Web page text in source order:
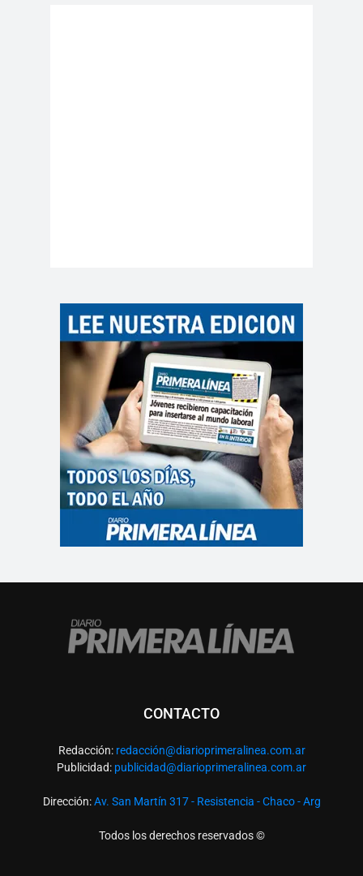
CONTACTO
Redacción: redacción@diarioprimeralinea.com.ar
Publicidad: publicidad@diarioprimeralinea.com.ar
Dirección:Av. San Martín 317 - Resistencia - Chaco - Arg
Todos los derechos reservados ©